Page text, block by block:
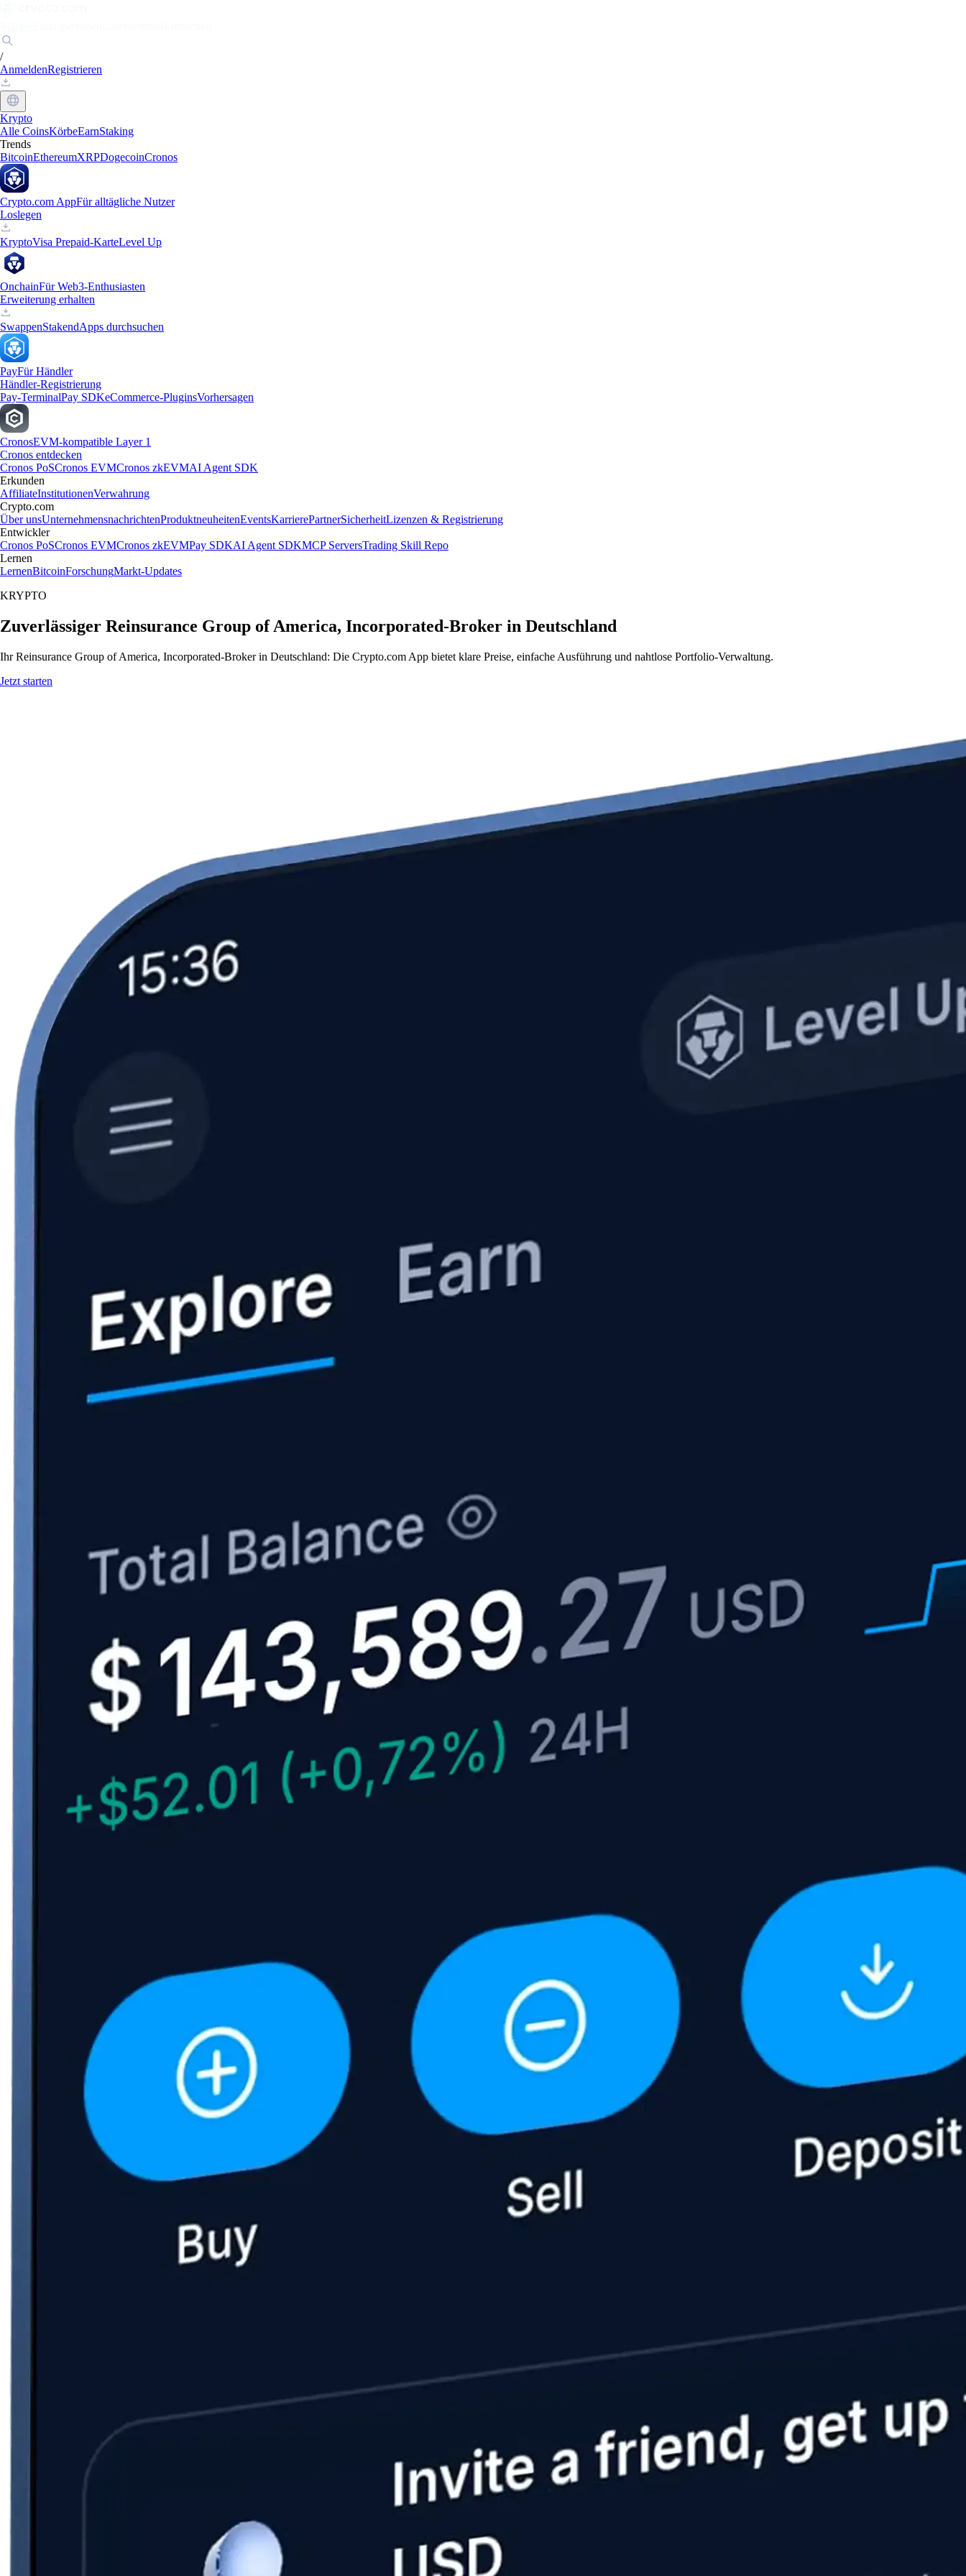
/
AnmeldenRegistrieren
Krypto
Alle CoinsKörbeEarnStaking
Trends
BitcoinEthereumXRPDogecoinCronos
Crypto.com AppFür alltägliche Nutzer
Loslegen
KryptoVisa Prepaid-KarteLevel Up
OnchainFür Web3-Enthusiasten
Erweiterung erhalten
SwappenStakendApps durchsuchen
PayFür Händler
Händler-Registrierung
Pay-TerminalPay SDKeCommerce-PluginsVorhersagen
CronosEVM-kompatible Layer 1
Cronos entdecken
Cronos PoSCronos EVMCronos zkEVMAI Agent SDK
Erkunden
AffiliateInstitutionenVerwahrung
Crypto.com
Über unsUnternehmensnachrichtenProduktneuheitenEventsKarrierePartnerSicherheitLizenzen & Registrierung
Entwickler
Cronos PoSCronos EVMCronos zkEVMPay SDKAI Agent SDKMCP ServersTrading Skill Repo
Lernen
LernenBitcoinForschungMarkt-Updates
KRYPTO
Zuverlässiger Reinsurance Group of America, Incorporated-Broker in Deutschland
Ihr Reinsurance Group of America, Incorporated-Broker in Deutschland: Die Crypto.com App bietet klare Preise, einfache Ausführung und nahtlose Portfolio-Verwaltung.
Jetzt starten